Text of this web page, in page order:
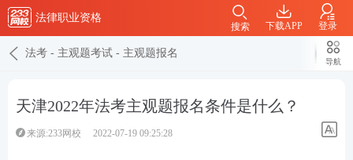
法律职业资格
下载APP 登录
搜索
法考 - 主观题考试 - 主观题报名
导航
天津2022年法考主观题报名条件是什么？
来源:233网校 2022-07-19 09:25:28